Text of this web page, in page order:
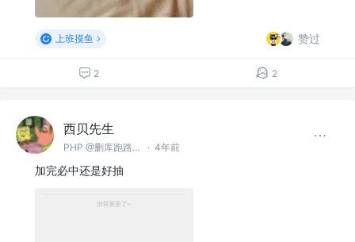
上班摸鱼 赞过
2 2
西贝先生
PHP @删库跑路（郑州）有限公司 · 4年前
加完必中还是好抽